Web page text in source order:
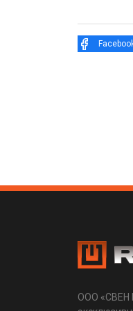
ООО «СВЕН